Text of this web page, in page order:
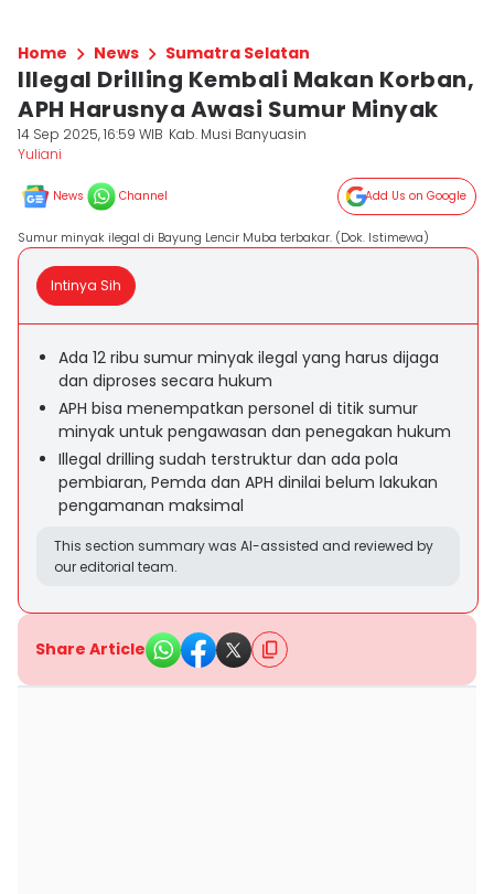
Home News Sumatra Selatan
Illegal Drilling Kembali Makan Korban,
APH Harusnya Awasi Sumur Minyak
14 Sep 2025, 16:59 WIB Kab. Musi Banyuasin
Yuliani
News Channel Add Us on Google
Sumur minyak ilegal di Bayung Lencir Muba terbakar. (Dok. Istimewa)
Intinya Sih
Ada 12 ribu sumur minyak ilegal yang harus dijaga
dan diproses secara hukum
APH bisa menempatkan personel di titik sumur
minyak untuk pengawasan dan penegakan hukum
Illegal drilling sudah terstruktur dan ada pola
pembiaran, Pemda dan APH dinilai belum lakukan
pengamanan maksimal
This section summary was AI-assisted and reviewed by
our editorial team.
Share Article